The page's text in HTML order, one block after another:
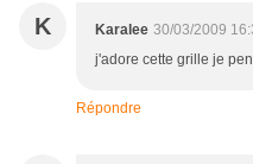
K Karalee 30/03/2009
j'adore cette grille je
Répondre